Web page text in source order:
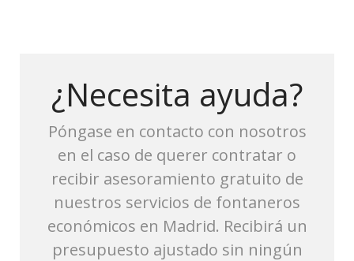
¿Necesita ayuda?
Póngase en contacto con nosotros
en el caso de querer contratar o
recibir asesoramiento gratuito de
nuestros servicios de fontaneros
económicos en Madrid. Recibirá un
presupuesto ajustado sin ningún